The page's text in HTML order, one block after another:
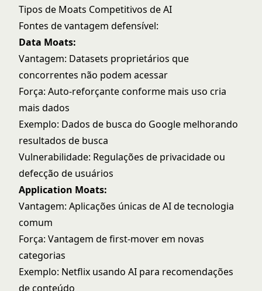
Tipos de Moats Competitivos de AI
Fontes de vantagem defensível:
Data Moats:
Vantagem: Datasets proprietários que
concorrentes não podem acessar
Força: Auto-reforçante conforme mais uso cria
mais dados
Exemplo: Dados de busca do Google melhorando
resultados de busca
Vulnerabilidade: Regulações de privacidade ou
defecção de usuários
Application Moats:
Vantagem: Aplicações únicas de AI de tecnologia
comum
Força: Vantagem de first-mover em novas
categorias
Exemplo: Netflix usando AI para recomendações
de conteúdo